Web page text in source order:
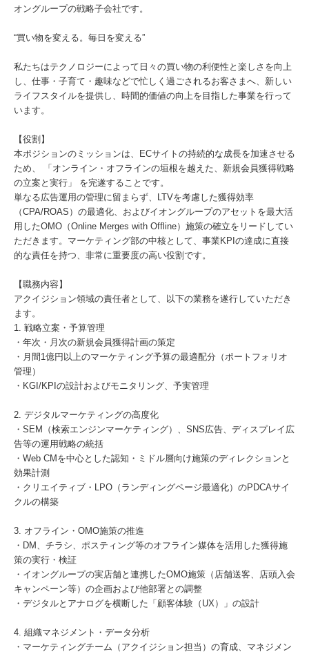
オングループの戦略子会社です。
“買い物を変える。毎日を変える”
私たちはテクノロジーによって日々の買い物の利便性と楽しさを向上
し、仕事・子育て・趣味などで忙しく過ごされるお客さまへ、新しい
ライフスタイルを提供し、時間的価値の向上を目指した事業を行って
います。
【役割】
本ポジションのミッションは、ECサイトの持続的な成長を加速させる
ため、 「オンライン・オフラインの垣根を越えた、新規会員獲得戦略
の立案と実行」 を完遂することです。
単なる広告運用の管理に留まらず、LTVを考慮した獲得効率
（CPA/ROAS）の最適化、およびイオングループのアセットを最大活
用したOMO（Online Merges with Offline）施策の確立をリードしてい
ただきます。マーケティング部の中核として、事業KPIの達成に直接
的な責任を持つ、非常に重要度の高い役割です。
【職務内容】
アクイジション領域の責任者として、以下の業務を遂行していただき
ます。
1. 戦略立案・予算管理
・年次・月次の新規会員獲得計画の策定
・月間1億円以上のマーケティング予算の最適配分（ポートフォリオ
管理）
・KGI/KPIの設計およびモニタリング、予実管理
2. デジタルマーケティングの高度化
・SEM（検索エンジンマーケティング）、SNS広告、ディスプレイ広
告等の運用戦略の統括
・Web CMを中心とした認知・ミドル層向け施策のディレクションと
効果計測
・クリエイティブ・LPO（ランディングページ最適化）のPDCAサイ
クルの構築
3. オフライン・OMO施策の推進
・DM、チラシ、ポスティング等のオフライン媒体を活用した獲得施
策の実行・検証
・イオングループの実店舗と連携したOMO施策（店舗送客、店頭入会
キャンペーン等）の企画および他部署との調整
・デジタルとアナログを横断した「顧客体験（UX）」の設計
4. 組織マネジメント・データ分析
・マーケティングチーム（アクイジション担当）の育成、マネジメン